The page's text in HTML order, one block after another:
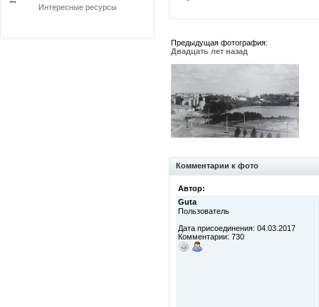
Интересные ресурсы
Предыдущая фотография:
Двадцать лет назад
Комментарии к фото
Автор:
Guta
Пользователь
Дата присоединения: 04.03.2017
Комментарии: 730